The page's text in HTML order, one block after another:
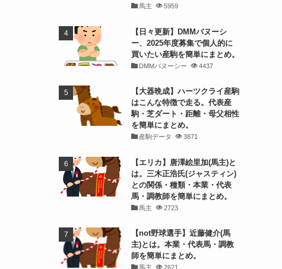
馬主 5959
【日々更新】DMMバヌーシ
ー、2025年度募集で個人的に
買いたい産駒を簡単にまとめ。
DMMバヌーシー 4437
【大器晩成】ハーツクライ産駒
はこんな特徴で走る。代表産
駒・芝ダート・距離・母父相性
を簡単にまとめ。
産駒データ 3871
【エリカ】唐澤絵里加(馬主)と
は。三木正浩氏(ジャスティン)
との関係・種類・本業・代表
馬・調教師を簡単にまとめ。
馬主 2723
【not野球選手】近藤健介(馬
主)とは。本業・代表馬・調教
師を簡単にまとめ。
馬主 2621